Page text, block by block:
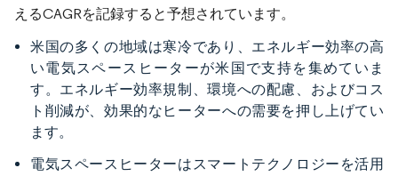
えるCAGRを記録すると予想されています。
米国の多くの地域は寒冷であり、エネルギー効率の高
い電気スペースヒーターが米国で支持を集めていま
す。エネルギー効率規制、環境への配慮、およびコス
ト削減が、効果的なヒーターへの需要を押し上げてい
ます。
電気スペースヒーターはスマートテクノロジーを活用